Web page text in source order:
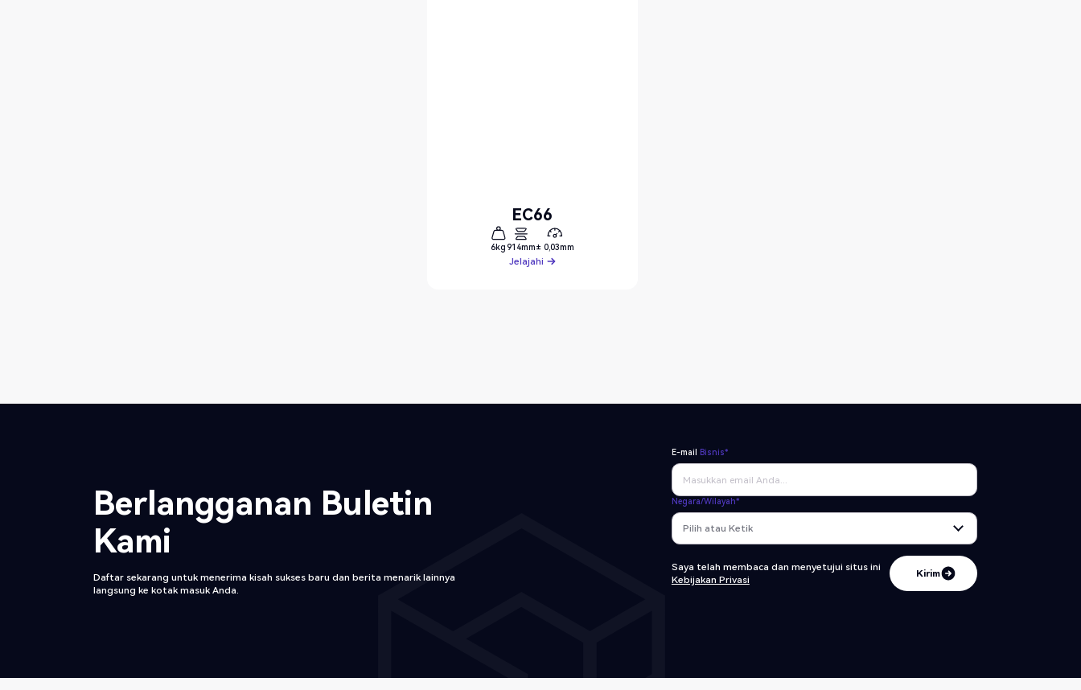
EC66
6kg914mm± 0,03mm
Jelajahi
Berlangganan Buletin
Kami
Daftar sekarang untuk menerima kisah sukses baru dan berita menarik lainnya
langsung ke kotak masuk Anda.
E-mail Bisnis*
Negara/Wilayah*
Saya telah membaca dan menyetujui situs ini
Kebijakan Privasi
Kirim
Kirim